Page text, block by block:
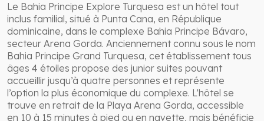
Le Bahia Principe Explore Turquesa est un hôtel tout
inclus familial, situé à Punta Cana, en République
dominicaine, dans le complexe Bahia Principe Bávaro,
secteur Arena Gorda. Anciennement connu sous le nom
Bahia Principe Grand Turquesa, cet établissement tous
âges 4 étoiles propose des junior suites pouvant
accueillir jusqu’à quatre personnes et représente
l’option la plus économique du complexe. L’hôtel se
trouve en retrait de la Playa Arena Gorda, accessible
en 10 à 15 minutes à pied ou en navette, mais bénéficie